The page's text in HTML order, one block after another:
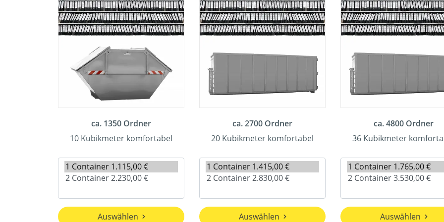
ca. 1350 Ordner
10 Kubikmeter komfortabel
Auswählen
ca. 2700 Ordner
20 Kubikmeter komfortabel
Auswählen
ca. 4800 Ordner
36 Kubikmeter
Auswählen